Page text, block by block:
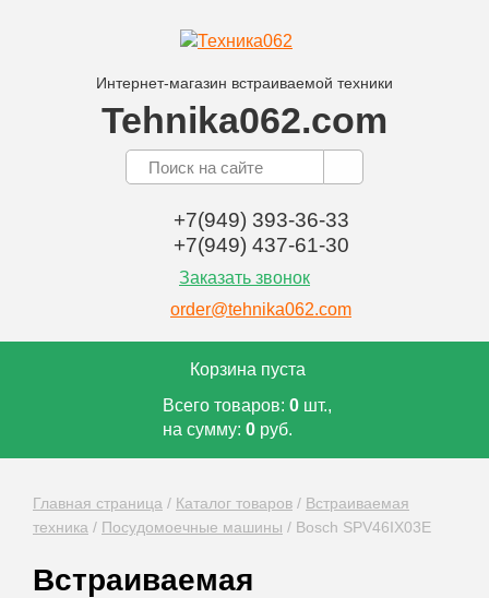
Интернет-магазин встраиваемой техники
Tehnika062.com
+7(949) 393-36-33
+7(949) 437-61-30
Заказать звонок
order@tehnika062.com
Корзина пуста
Всего товаров: 0 шт.,
на сумму: 0 руб.
Главная страница / Каталог товаров / Встраиваемая
техника / Посудомоечные машины / Bosch SPV46IX03E
Встраиваемая